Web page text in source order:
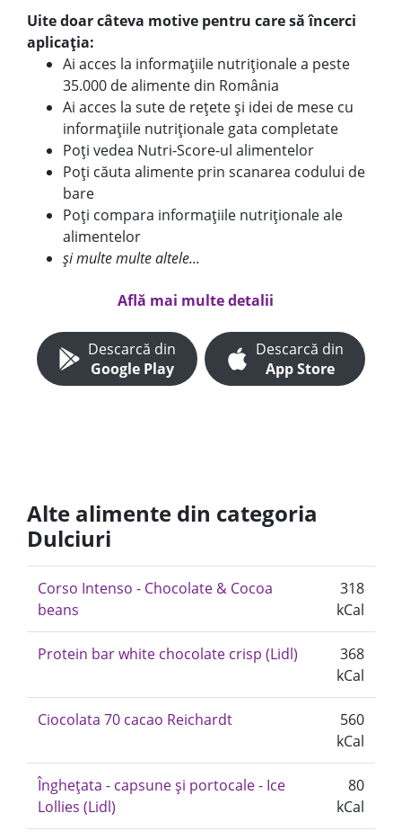
Uite doar câteva motive pentru care să încerci
aplicația:
Ai acces la informațiile nutriționale a peste
35.000 de alimente din România
Ai acces la sute de rețete și idei de mese cu
informațiile nutriționale gata completate
Poți vedea Nutri-Score-ul alimentelor
Poți căuta alimente prin scanarea codului de
bare
Poți compara informațiile nutriționale ale
alimentelor
și multe multe altele...
Află mai multe detalii
Descarcă din
Google Play
Descarcă din
App Store
Alte alimente din categoria
Dulciuri
Corso Intenso - Chocolate & Cocoa
beans
318
kCal
Protein bar white chocolate crisp (Lidl)
368
kCal
Ciocolata 70 cacao Reichardt
560
kCal
Înghețata - capsune și portocale - Ice
Lollies (Lidl)
80
kCal